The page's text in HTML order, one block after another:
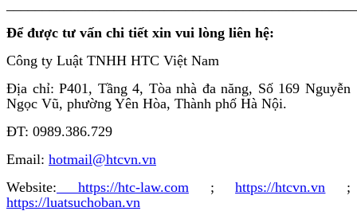
Để được tư vấn chi tiết xin vui lòng liên hệ:
Công ty Luật TNHH HTC Việt Nam
Địa chỉ: P401, Tầng 4, Tòa nhà đa năng, Số 169 Nguyễn
Ngọc Vũ, phường Yên Hòa, Thành phố Hà Nội.
ĐT: 0989.386.729
Email: hotmail@htcvn.vn
Website:
https://htc-law.com ;https://htcvn.vn ;
https://luatsuchoban.vn